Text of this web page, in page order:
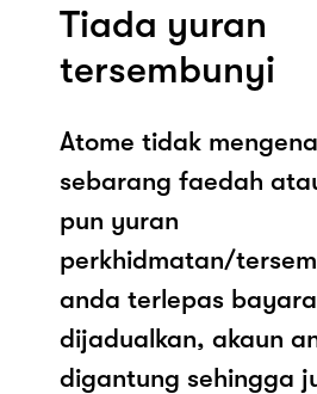
Tiada yuran
tersembunyi
Atome tidak
sebarang faedah
pun yuran
perkhidmatan/
anda terlepas
dijadualkan, akaun
digantung sehingga